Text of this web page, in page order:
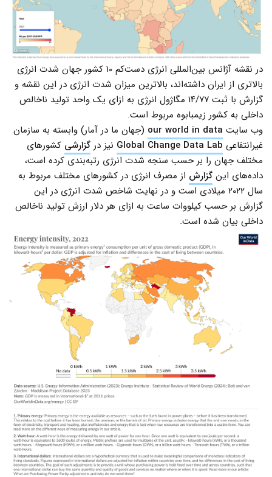
در نقشه آژانس بین‌المللی انرژی دست‌کم ۱۰ کشور جهان شدت انرژی
بالاتری از ایران داشته‌اند، بالاترین میزان شدت انرژی در این نقشه و
گزارش با ثبت ۱۴/۷۷ مگاژول انرژی به ازای یک واحد تولید ناخالص
داخلی به کشور زیمبابوه مربوط است.
وب سایت our world in data (جهان ما در آمار) وابسته به سازمان
غیرانتفاعی Global Change Data Lab نیز در گزارشی کشورهای
مختلف جهان را بر حسب سنجه شدت انرژی رتبه‌بندی کرده است،
داده‌های این گزارش از مصرف انرژی در کشورهای مختلف مربوط به
سال ۲۰۲۲ میلادی است و در نهایت شاخص شدت انرژی در این
گزارش بر حسب کیلووات ساعت به ازای هر دلار ارزش تولید ناخالص
داخلی بیان شده است.